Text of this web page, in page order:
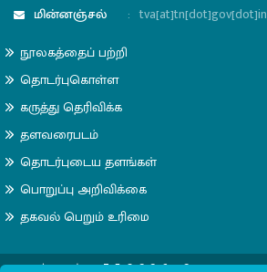
மின்னஞ்சல்
: tva[at]tn[dot]gov[dot]in
நூலகத்தைப் பற்றி
தொடர்புகொள்ள
கருத்து தெரிவிக்க
தளவரைபடம்
தொடர்புடைய தளங்கள்
பொறுப்பு அறிவிக்கை
தகவல் பெறும் உரிமை
பார்வைகள்